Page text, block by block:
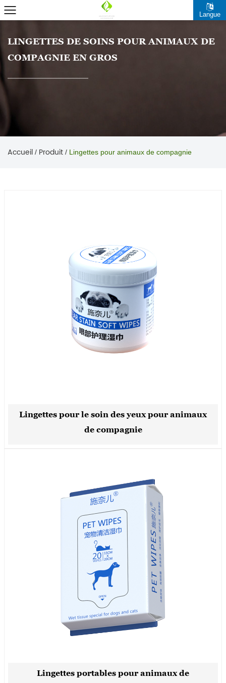
Langue
LINGETTES DE SOINS POUR ANIMAUX DE
COMPAGNIE EN GROS
Accueil / Produit / Lingettes pour animaux de compagnie
Lingettes pour le soin des yeux pour animaux
de compagnie
Lingettes portables pour animaux de